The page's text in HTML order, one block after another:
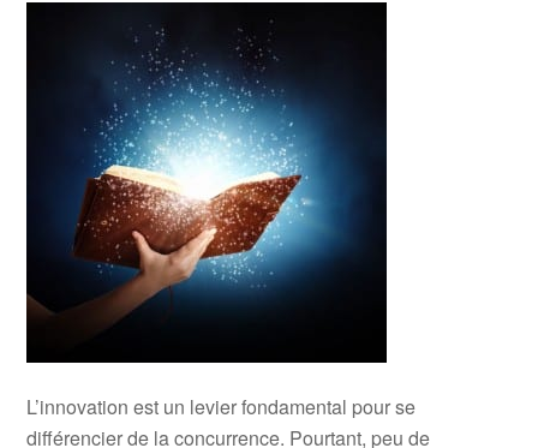
L’innovation est un levier fondamental pour se
différencier de la concurrence. Pourtant, peu de